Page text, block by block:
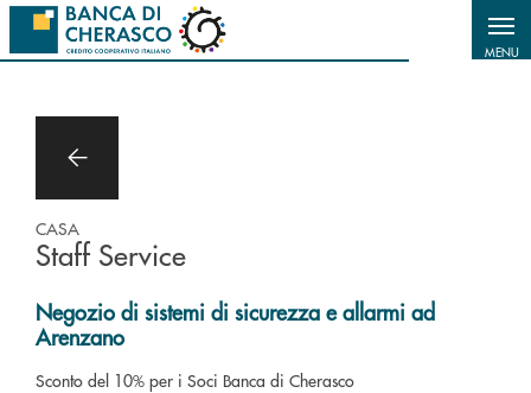
Salta al contenuto principale
MENU
CASA
Staff Service
Negozio di sistemi di sicurezza e allarmi ad
Arenzano
Sconto del 10% per i Soci Banca di Cherasco